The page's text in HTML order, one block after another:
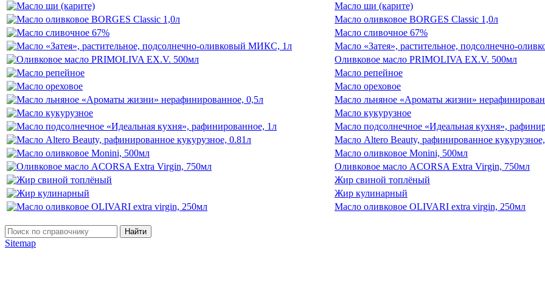
Масло ши (карите)
Масло оливковое BORGES Classic 1,0л
Масло сливочное 67%
Масло «Затея», растительное, подсолнечно-
Оливковое масло PRIMOLIVA ЕХ.V. 500мл
Масло репейное
Масло ореховое
Масло льняное «Ароматы жизни»
Масло кукурузное
Масло подсолнечное «Идеальная кухня»,
Масло Altero Beauty, рафинированное
Масло оливковое Monini, 500мл
Оливковое масло ACORSA Extra Virgin, 750мл
Жир свиной топлёный
Жир кулинарный
Масло оливковое OLIVARI extra virgin, 250мл
Найти
Sitemap